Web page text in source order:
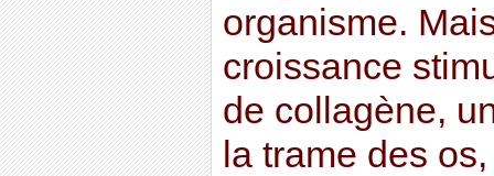
organisme.
croissance
de collagène,
la trame des